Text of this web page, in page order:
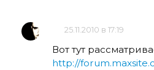
25.11.2010 в 17:19
Вот тут
http://